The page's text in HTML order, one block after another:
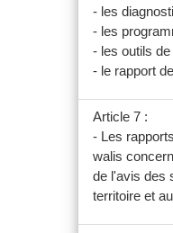
- les
- les
- les outils
- le rapport
Article 7 :
- Les
walis
de l'avis des
territoire et